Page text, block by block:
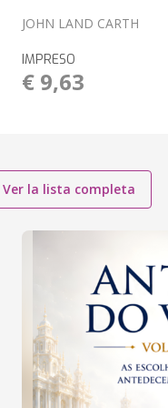
JOHN LAND CARTH
IMPRESO
€ 9,63
Ver la lista completa